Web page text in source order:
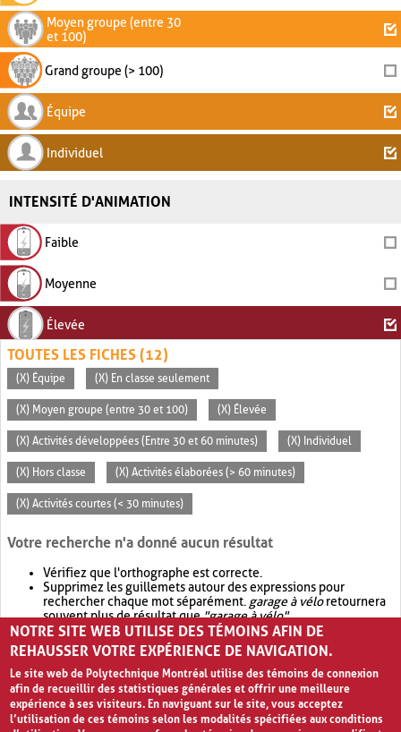
Moyen groupe (entre 30
et 100)
Grand groupe (> 100)
Équipe
Individuel
INTENSITÉ D'ANIMATION
Faible
Moyenne
Élevée
TOUTES LES FICHES (12)
(X) Équipe (X) En classe seulement
(X) Moyen groupe (entre 30 et 100) (X) Élevée
(X) Activités développées (Entre 30 et 60 minutes) (X) Individuel
(X) Hors classe (X) Activités élaborées (> 60 minutes)
(X) Activités courtes (< 30 minutes)
Votre recherche n'a donné aucun résultat
Vérifiez que l'orthographe est correcte.
Supprimez les guillemets autour des expressions pour
rechercher chaque mot séparément. garage à véloretournera
souvent plus de résultat que"garage à vélo".
Envisagez d'élargir votre recherche avec OR.garage OR vélo
retournera souvent plus de résultat quegarage à vélo
NOTRE SITE WEB UTILISE DES TÉMOINS AFIN DE
REHAUSSER VOTRE EXPÉRIENCE DE NAVIGATION.
Le site web de Polytechnique Montréal utilise des témoins de connexion
afin de recueillir des statistiques générales et offrir une meilleure
expérience à ses visiteurs. En naviguant sur le site, vous acceptez
l’utilisation de ces témoins selon les modalités spécifiées aux conditions